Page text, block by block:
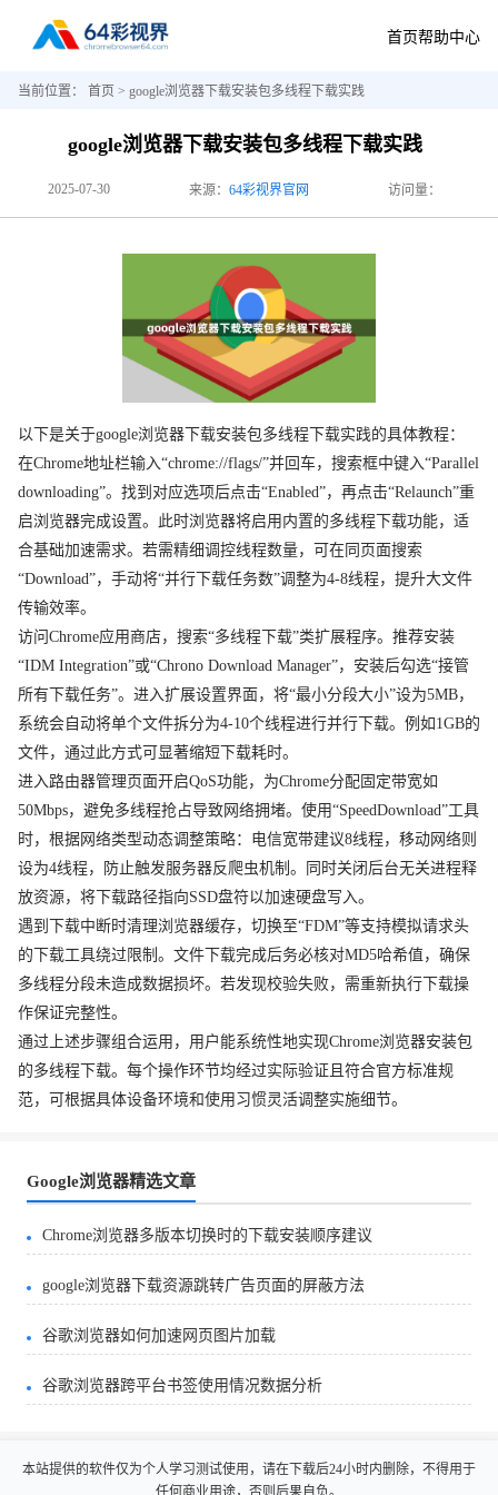
首页帮助中心
当前位置： 首页 > google浏览器下载安装包多线程下载实践
google浏览器下载安装包多线程下载实践
2025-07-30 来源： 64彩视界官网 访问量：
以下是关于google浏览器下载安装包多线程下载实践的具体教程：
在Chrome地址栏输入“chrome://flags/”并回车，搜索框中键入“Parallel
downloading”。找到对应选项后点击“Enabled”，再点击“Relaunch”重
启浏览器完成设置。此时浏览器将启用内置的多线程下载功能，适
合基础加速需求。若需精细调控线程数量，可在同页面搜索
“Download”，手动将“并行下载任务数”调整为4-8线程，提升大文件
传输效率。
访问Chrome应用商店，搜索“多线程下载”类扩展程序。推荐安装
“IDM Integration”或“Chrono Download Manager”，安装后勾选“接管
所有下载任务”。进入扩展设置界面，将“最小分段大小”设为5MB，
系统会自动将单个文件拆分为4-10个线程进行并行下载。例如1GB的
文件，通过此方式可显著缩短下载耗时。
进入路由器管理页面开启QoS功能，为Chrome分配固定带宽如
50Mbps，避免多线程抢占导致网络拥堵。使用“SpeedDownload”工具
时，根据网络类型动态调整策略：电信宽带建议8线程，移动网络则
设为4线程，防止触发服务器反爬虫机制。同时关闭后台无关进程释
放资源，将下载路径指向SSD盘符以加速硬盘写入。
遇到下载中断时清理浏览器缓存，切换至“FDM”等支持模拟请求头
的下载工具绕过限制。文件下载完成后务必核对MD5哈希值，确保
多线程分段未造成数据损坏。若发现校验失败，需重新执行下载操
作保证完整性。
通过上述步骤组合运用，用户能系统性地实现Chrome浏览器安装包
的多线程下载。每个操作环节均经过实际验证且符合官方标准规
范，可根据具体设备环境和使用习惯灵活调整实施细节。
Google浏览器精选文章
Chrome浏览器多版本切换时的下载安装顺序建议
google浏览器下载资源跳转广告页面的屏蔽方法
谷歌浏览器如何加速网页图片加载
谷歌浏览器跨平台书签使用情况数据分析
本站提供的软件仅为个人学习测试使用，请在下载后24小时内删除，不得用于
任何商业用途，否则后果自负。